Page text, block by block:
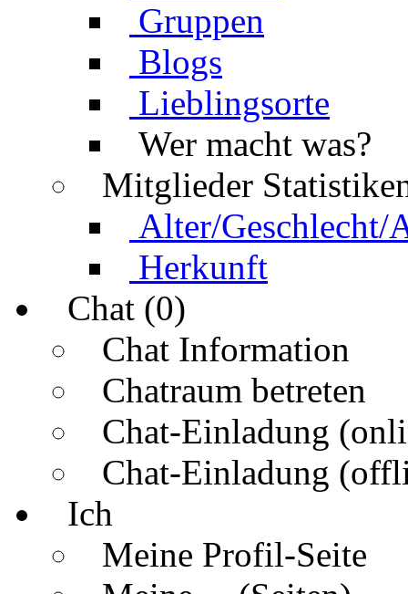
Gruppen
Blogs
Lieblingsorte
Wer macht was?
Mitglieder
Alter/Geschlecht/
Herkunft
Chat (0)
Chat Information
Chatraum betreten
Chat-Einladung
Chat-Einladung
Ich
Meine Profil-Seite